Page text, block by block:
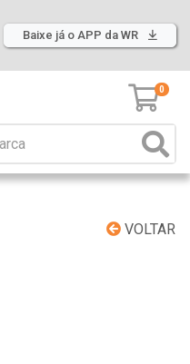
Baixe já o APP da WR
0
VOLTAR